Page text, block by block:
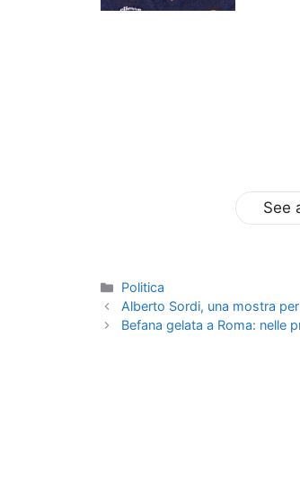
See
Categorie
Politica
Alberto Sordi, una mostra
Befana gelata a Roma: nelle